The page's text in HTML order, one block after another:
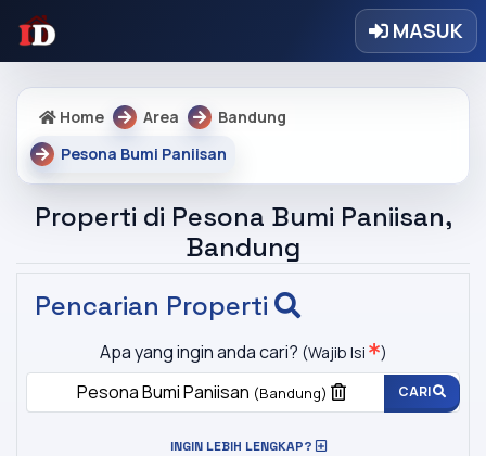
MASUK
Home Area
Bandung
Pesona Bumi Paniisan
Properti di Pesona Bumi Paniisan,
Bandung
Pencarian Properti
Apa yang ingin anda cari? (Wajib Isi )
Pesona Bumi Paniisan (Bandung) CARI
INGIN LEBIH LENGKAP?